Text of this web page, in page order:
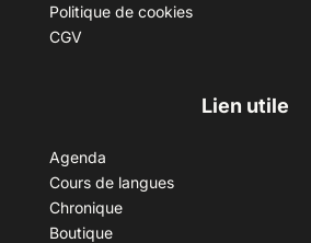
Politique de cookies
CGV
Lien utile
Agenda
Cours de langues
Chronique
Boutique